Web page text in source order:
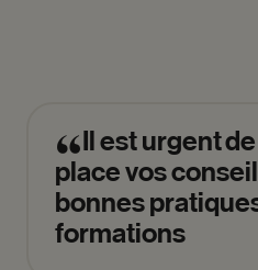
Ilesturgentde
placevos
bonnes
formations